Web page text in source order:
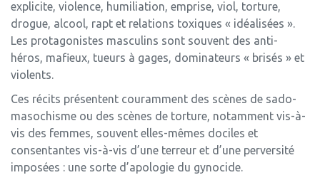
explicite, violence, humiliation, emprise, viol, torture,
drogue, alcool, rapt et relations toxiques « idéalisées ».
Les protagonistes masculins sont souvent des anti-
héros, mafieux, tueurs à gages, dominateurs « brisés » et
violents.
Ces récits présentent couramment des scènes de sado-
masochisme ou des scènes de torture, notamment vis-à-
vis des femmes, souvent elles-mêmes dociles et
consentantes vis-à-vis d’une terreur et d’une perversité
imposées : une sorte d’apologie du gynocide.